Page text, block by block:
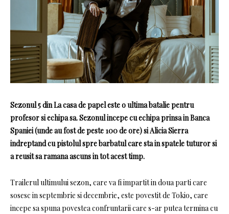
Sezonul 5 din La casa de papeleste o ultima batalie pentru
profesorsi echipa sa.Sezonul incepe cu echipa prinsa inBanca
Spaniei(unde au fost de peste 100 de ore) si Alicia Sierra
indreptand cu pistolul spre barbatul care sta in spatele tuturor si
a reusit sa ramana ascuns in tot acest timp.
Trailerul ultimului sezon, care va fi impartit in doua parti care
sosesc in septembrie si decembrie, este povestit de Tokio, care
incepe sa spuna povestea confruntarii care s-ar putea termina cu